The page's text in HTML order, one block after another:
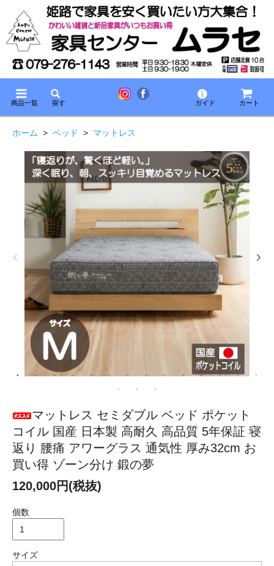
商品一覧 探す ガイド カート
ホーム > ベッド > マットレス
マットレス セミダブル ベッド ポケット
コイル 国産 日本製 高耐久 高品質 5年保証 寝
返り 腰痛 アワーグラス 通気性 厚み32cm お
買い得 ゾーン分け 鍛の夢
120,000円(税抜)
個数
サイズ